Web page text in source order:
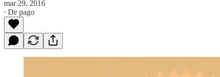
mar 29, 2016
∙ De pago